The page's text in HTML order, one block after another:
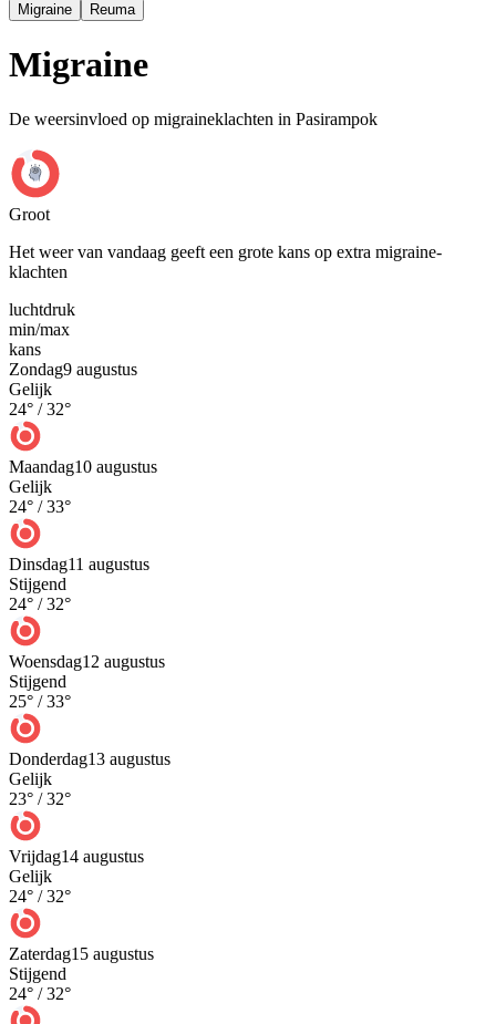
Migraine Reuma
Migraine
De weersinvloed op migraineklachten in Pasirampok
Groot
Het weer van vandaag geeft een grote kans op extra migraine-
klachten
luchtdruk
min/max
kans
Zondag9 augustus
Gelijk
24° /32°
Maandag10 augustus
Gelijk
24° /33°
Dinsdag11 augustus
Stijgend
24° /32°
Woensdag12 augustus
Stijgend
25° /33°
Donderdag13 augustus
Gelijk
23° /32°
Vrijdag14 augustus
Gelijk
24° /32°
Zaterdag15 augustus
Stijgend
24° /32°